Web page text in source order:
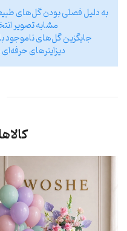
مشابه تصویر
جایگزین گل‌های ناموجود
دیزاینر‌های